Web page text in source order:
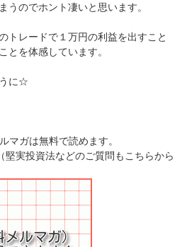
うのでホント凄いと思います。
トレードで１万円の利益を出すこと
とを体感しています。
に☆
マガは無料で読めます。
堅実投資法などのご質問もこちらから